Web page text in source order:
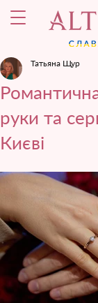
руки та
Києві
Татьяна Щур